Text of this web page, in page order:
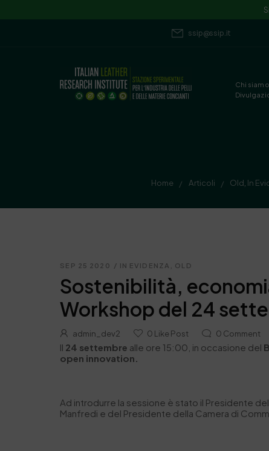
ssip@ssip.it
Chi siamo
Home / Articoli / Old In
SEP 25 2020 / IN EVIDENZA OLD
Sostenibilità,
Workshop del 24
admin_dev2 0 Like Post 0 Comment
Il 24 settembre alle ore 15:00, in occasione del
open innovation.
Ad introdurre la sessione è stato il Presidente
Manfredi e del Presidente della Camera di